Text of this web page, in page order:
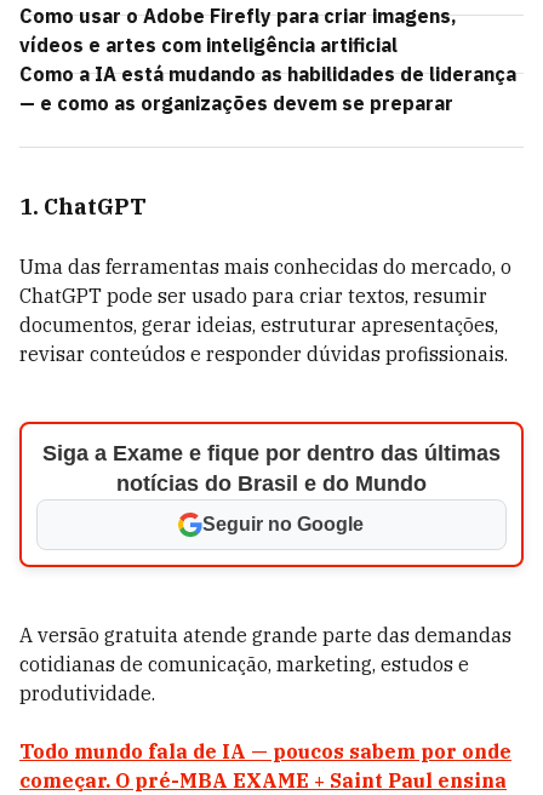
Como usar o Adobe Firefly para criar imagens,
vídeos e artes com inteligência artificial
Como a IA está mudando as habilidades de liderança
— e como as organizações devem se preparar
1. ChatGPT
Uma das ferramentas mais conhecidas do mercado, o
ChatGPT pode ser usado para criar textos, resumir
documentos, gerar ideias, estruturar apresentações,
revisar conteúdos e responder dúvidas profissionais.
Siga a Exame e fique por dentro das últimas
notícias do Brasil e do Mundo
Seguir no Google
A versão gratuita atende grande parte das demandas
cotidianas de comunicação, marketing, estudos e
produtividade.
Todo mundo fala de IA — poucos sabem por onde
começar. O pré-MBA EXAME + Saint Paul ensina